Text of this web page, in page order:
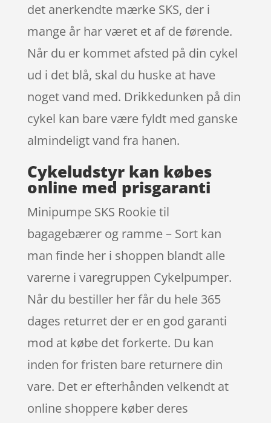
det anerkendte mærke SKS, der i
mange år har været et af de førende.
Når du er kommet afsted på din cykel
ud i det blå, skal du huske at have
noget vand med. Drikkedunken på din
cykel kan bare være fyldt med ganske
almindeligt vand fra hanen.
Cykeludstyr kan købes
online med prisgaranti
Minipumpe SKS Rookie til
bagagebærer og ramme – Sort kan
man finde her i shoppen blandt alle
varerne i varegruppen Cykelpumper.
Når du bestiller her får du hele 365
dages returret der er en god garanti
mod at købe det forkerte. Du kan
inden for fristen bare returnere din
vare. Det er efterhånden velkendt at
online shoppere køber deres